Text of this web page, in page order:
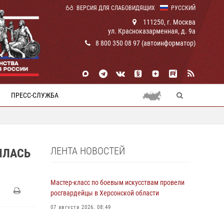
РУССКИЙ
ВЕРСИЯ ДЛЯ СЛАБОВИДЯЩИХ
111250, г. Москва
ул. Красноказарменная, д. 9а
8 800 350 08 97 (автоинформатор)
ПРЕСС-СЛУЖБА
ЛЕНТА НОВОСТЕЙ
Мастер-класс по боевым искусствам провели
росгвардейцы в Херсонской области
07 августа 2026, 08:49